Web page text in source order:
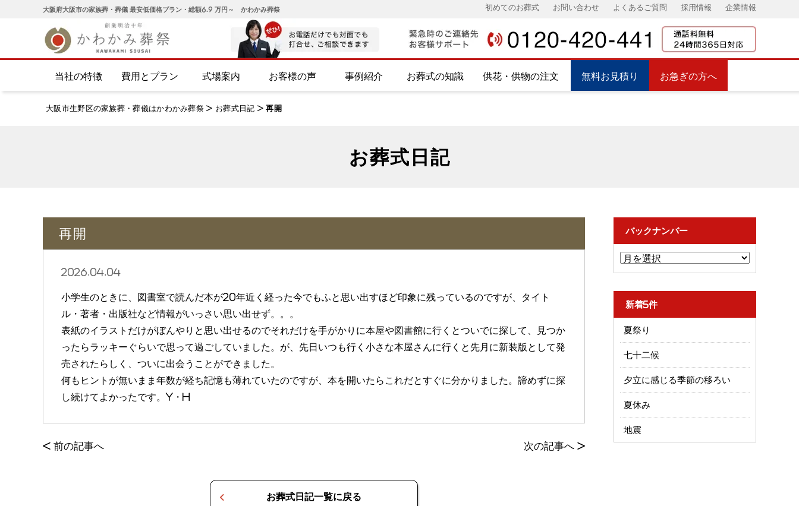
大阪府大阪市の家族葬・葬儀 最安低価格プラン・総額6.9 万円～ かわかみ葬祭 初めてのお葬式 お問い合わせ よくあるご質問 採用情報 企業情報
当社の特徴 費用とプラン 式場案内 お客様の声 事例紹介 お葬式の知識 供花・供物の注文 無料お見積り お急ぎの方へ
大阪市生野区の家族葬・葬儀はかわかみ葬祭 > お葬式日記 >再開
お葬式日記
再開
2026.04.04
小学生のときに、図書室で読んだ本が20年近く経った今でもふと思い出すほど印象に残っているのですが、タイト
ル・著者・出版社など情報がいっさい思い出せず。。。
表紙のイラストだけがぼんやりと思い出せるのでそれだけを手がかりに本屋や図書館に行くとついでに探して、見つか
ったらラッキーぐらいで思って過ごしていました。が、先日いつも行く小さな本屋さんに行くと先月に新装版として発
売されたらしく、ついに出会うことができました。
何もヒントが無いまま年数が経ち記憶も薄れていたのですが、本を開いたらこれだとすぐに分かりました。諦めずに探
し続けてよかったです。Y・H
< 前の記事へ 次の記事へ >
お葬式日記一覧に戻る
バックナンバー
新着5件
夏祭り
七十二候
夕立に感じる季節の移ろい
夏休み
地震